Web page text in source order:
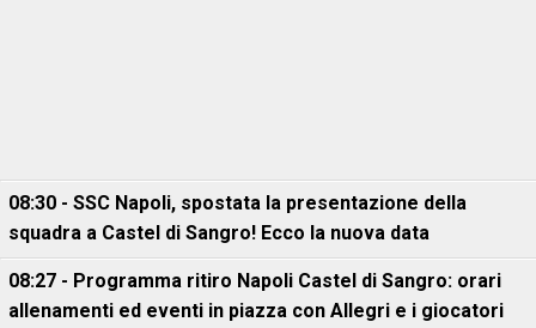
08:30 - SSC Napoli, spostata la presentazione della
squadra a Castel di Sangro! Ecco la nuova data
08:27 - Programma ritiro Napoli Castel di Sangro: orari
allenamenti ed eventi in piazza con Allegri e i giocatori